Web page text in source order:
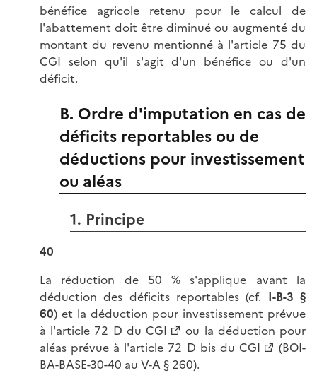
bénéfice agricole retenu pour le calcul de
l'abattement doit être diminué ou augmenté du
montant du revenu mentionné à l'article 75 du
CGI selon qu'il s'agit d'un bénéfice ou d'un
déficit.
B. Ordre d'imputation en cas de
déficits reportables ou de
déductions pour investissement
ou aléas
1. Principe
40
La réduction de 50 % s'applique avant la
déduction des déficits reportables (cf. I-B-3 §
60) et la déduction pour investissement prévue
à l'article 72 D du CGI
ou la déduction pour
aléas prévue à l'article 72 D bis du CGI (BOI-
BA-BASE-30-40 au V-A § 260).